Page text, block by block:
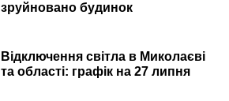
зруйновано будинок
Відключення світла в Миколаєві
та області: графік на 27 липня